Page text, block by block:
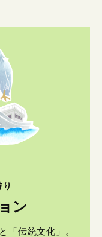
ン
「伝統文化」。